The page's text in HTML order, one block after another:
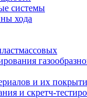
системы
хода
и их
и скретч-